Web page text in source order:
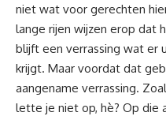
niet wat voor gerechten
lange rijen wijzen erop dat
blijft een verrassing wat er
krijgt. Maar voordat dat
aangename verrassing.
lette je niet op, hè? Op die